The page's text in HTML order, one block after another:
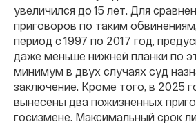
увеличился до 15 лет. Для
приговоров по таким обвинениям,
период с 1997 по 2017 год,
даже меньше нижней планки по
минимум в двух случаях суд
заключение. Кроме того, в 2025
вынесены два пожизненных
госизмене. Максимальный срок